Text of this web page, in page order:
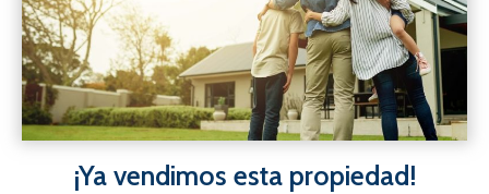
¡Ya vendimos esta propiedad!